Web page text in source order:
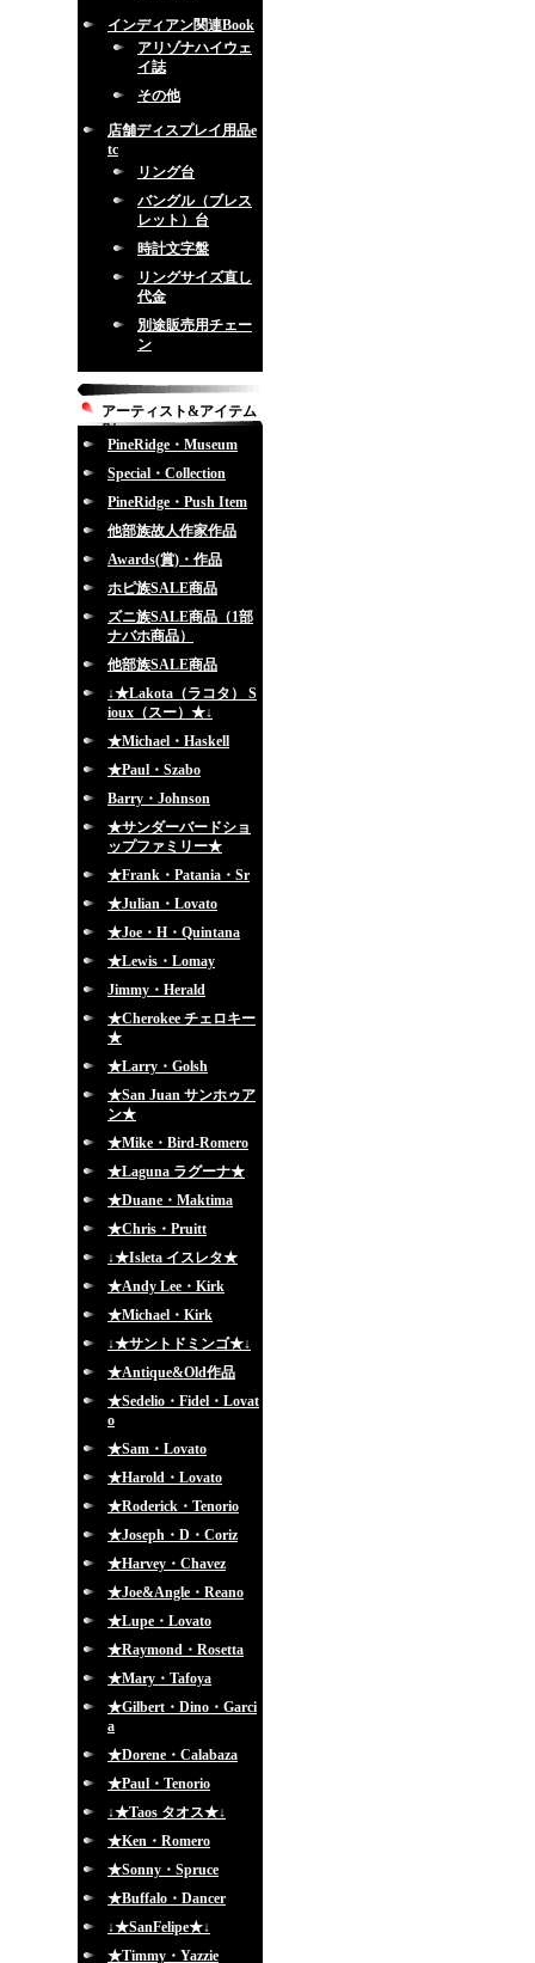
インディアン関連Book
アリゾナハイウェ
イ誌
その他
店舗ディスプレイ用品e
tc
リング台
バングル（ブレス
レット）台
時計文字盤
リングサイズ直し
代金
別途販売用チェー
ン
アーティスト&アイテム
別
PineRidge・Museum
Special・Collection
PineRidge・Push Item
他部族故人作家作品
Awards(賞)・作品
ホピ族SALE商品
ズニ族SALE商品（1部
ナバホ商品）
他部族SALE商品
↓★Lakota（ラコタ） S
ioux（スー）★↓
★Michael・Haskell
★Paul・Szabo
Barry・Johnson
★サンダーバードショ
ップファミリー★
★Frank・Patania・Sr
★Julian・Lovato
★Joe・H・Quintana
★Lewis・Lomay
Jimmy・Herald
★Cherokee チェロキー
★
★Larry・Golsh
★San Juan サンホゥア
ン★
★Mike・Bird-Romero
★Laguna ラグーナ★
★Duane・Maktima
★Chris・Pruitt
↓★Isleta イスレタ★
★Andy Lee・Kirk
★Michael・Kirk
↓★サントドミンゴ★↓
★Antique&Old作品
★Sedelio・Fidel・Lovat
o
★Sam・Lovato
★Harold・Lovato
★Roderick・Tenorio
★Joseph・D・Coriz
★Harvey・Chavez
★Joe&Angle・Reano
★Lupe・Lovato
★Raymond・Rosetta
★Mary・Tafoya
★Gilbert・Dino・Garci
a
★Dorene・Calabaza
★Paul・Tenorio
↓★Taos タオス★↓
★Ken・Romero
★Sonny・Spruce
★Buffalo・Dancer
↓★SanFelipe★↓
★Timmy・Yazzie